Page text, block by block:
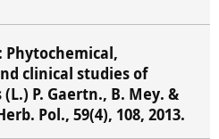
Phytochemical,
clinical studies of
P. Gaertn., B. Mey. &
Pol., 59(4), 108, 2013.